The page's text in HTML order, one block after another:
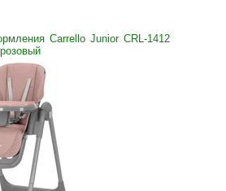
Carrello Junior CRL-1412